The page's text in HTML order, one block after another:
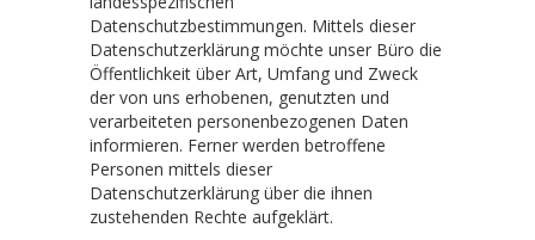
Datenschutzbestimmungen. Mittels dieser
Datenschutzerklärung möchte unser Büro die
Öffentlichkeit über Art, Umfang und Zweck
der von uns erhobenen, genutzten und
verarbeiteten personenbezogenen Daten
informieren. Ferner werden betroffene
Personen mittels dieser
Datenschutzerklärung über die ihnen
zustehenden Rechte aufgeklärt.